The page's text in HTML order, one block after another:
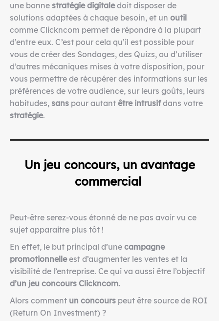
une bonne stratégie digitaledoit disposer de
solutions adaptées à chaque besoin, et un outil
comme Clickncom permet de répondre à la plupart
d’entre eux. C’est pour cela qu’il est possible pour
vous de créer des Sondages, des Quizs, ou d’utiliser
d’autres mécaniques mises à votre disposition, pour
vous permettre de récupérer des informations sur les
préférences de votre audience, sur leurs goûts, leurs
habitudes, sans pour autant être intrusifdans votre
stratégie.
Un jeu concours, un avantage
commercial
Peut-être serez-vous étonné de ne pas avoir vu ce
sujet apparaitre plus tôt !
En effet, le but principal d’une campagne
promotionnelleest d’augmenter les ventes et la
visibilité de l’entreprise. Ce qui va aussi être l’objectif
d’un jeu concours Clickncom.
Alors comment un concours peut être source de ROI
(Return On Investment) ?